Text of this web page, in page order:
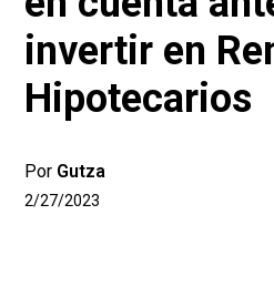
invertir en
Hipotecarios
Por Gutza
2/27/2023